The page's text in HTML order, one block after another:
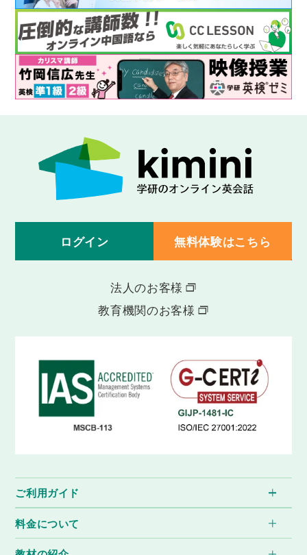
ログイン 無料体験はこちら
法人のお客様
教育機関のお客様
ご利用ガイド
料金について